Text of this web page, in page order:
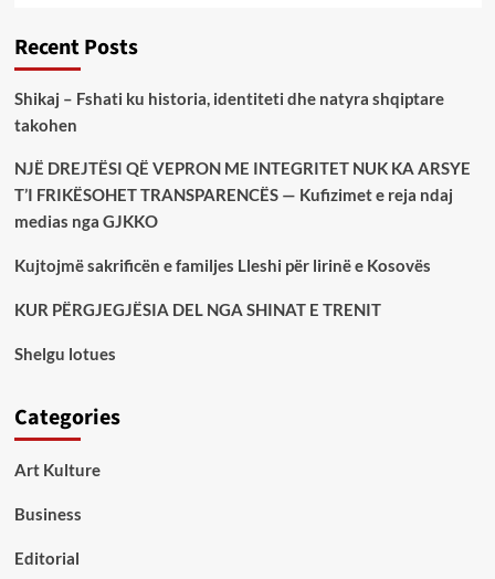
Recent Posts
Shikaj – Fshati ku historia, identiteti dhe natyra shqiptare
takohen
NJË DREJTËSI QË VEPRON ME INTEGRITET NUK KA ARSYE
T’I FRIKËSOHET TRANSPARENCËS — Kufizimet e reja ndaj
medias nga GJKKO
Kujtojmë sakrificën e familjes Lleshi për lirinë e Kosovës
KUR PËRGJEGJËSIA DEL NGA SHINAT E TRENIT
Shelgu lotues
Categories
Art Kulture
Business
Editorial